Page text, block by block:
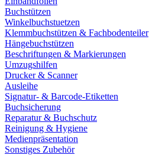
Buchstützen
Winkelbuchstuetzen
Klemmbuchstützen & Fachbodenteiler
Hängebuchstützen
Beschriftungen & Markierungen
Umzugshilfen
Drucker & Scanner
Ausleihe
Signatur- & Barcode-Etiketten
Buchsicherung
Reparatur & Buchschutz
Reinigung & Hygiene
Medienpräsentation
Sonstiges Zubehör